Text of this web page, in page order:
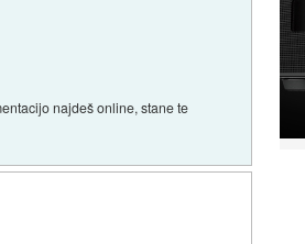
najdeš online, stane te